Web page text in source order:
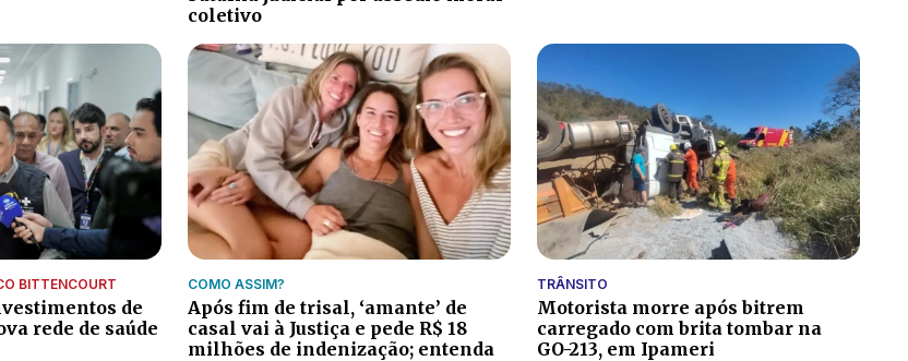
coletivo
BITTENCOURT
de
rede de saúde
COMO ASSIM?
Após fim de trisal, ‘amante’ de
casal vai à Justiça e pede R$ 18
milhões de indenização; entenda
TRÂNSITO
Motorista morre após bitrem
carregado com brita tombar na
GO-213, em Ipameri